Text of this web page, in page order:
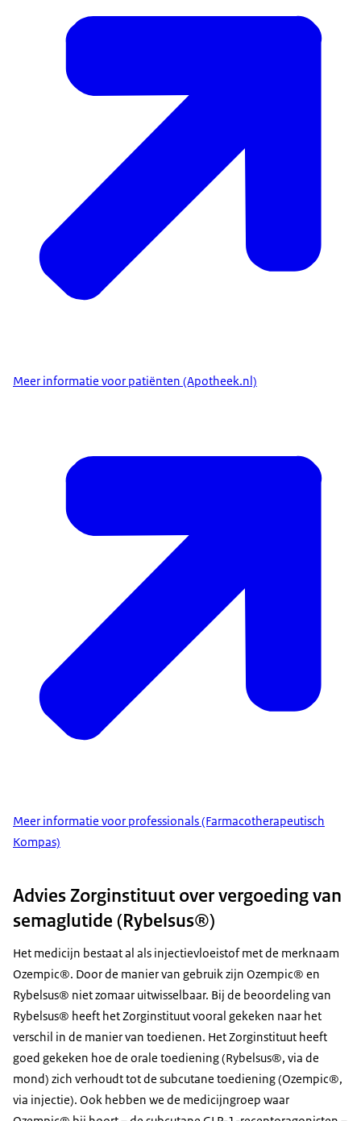
Meer informatie voor patiënten (Apotheek.nl)
Meer informatie voor professionals (Farmacotherapeutisch
Kompas)
Advies Zorginstituut over vergoeding van
semaglutide (Rybelsus®)
Het medicijn bestaat al als injectievloeistof met de merknaam
Ozempic®. Door de manier van gebruik zijn Ozempic® en
Rybelsus® niet zomaar uitwisselbaar. Bij de beoordeling van
Rybelsus® heeft het Zorginstituut vooral gekeken naar het
verschil in de manier van toedienen. Het Zorginstituut heeft
goed gekeken hoe de orale toediening (Rybelsus®, via de
mond) zich verhoudt tot de subcutane toediening (Ozempic®,
via injectie). Ook hebben we de medicijngroep waar